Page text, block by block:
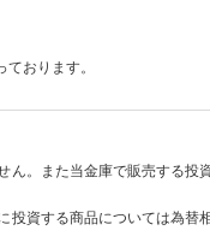
おります。
。また当金庫で販売する投
資する商品については為替